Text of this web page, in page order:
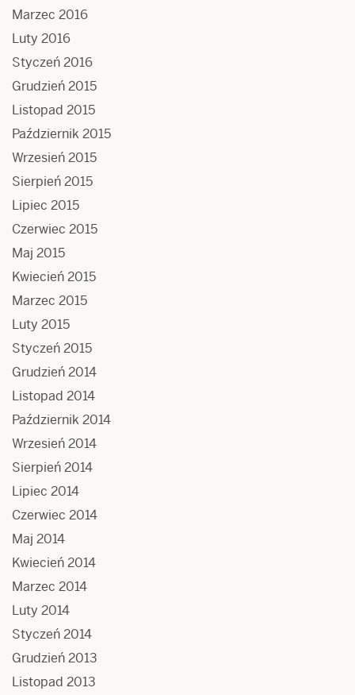
Marzec 2016
Luty 2016
Styczeń 2016
Grudzień 2015
Listopad 2015
Październik 2015
Wrzesień 2015
Sierpień 2015
Lipiec 2015
Czerwiec 2015
Maj 2015
Kwiecień 2015
Marzec 2015
Luty 2015
Styczeń 2015
Grudzień 2014
Listopad 2014
Październik 2014
Wrzesień 2014
Sierpień 2014
Lipiec 2014
Czerwiec 2014
Maj 2014
Kwiecień 2014
Marzec 2014
Luty 2014
Styczeń 2014
Grudzień 2013
Listopad 2013